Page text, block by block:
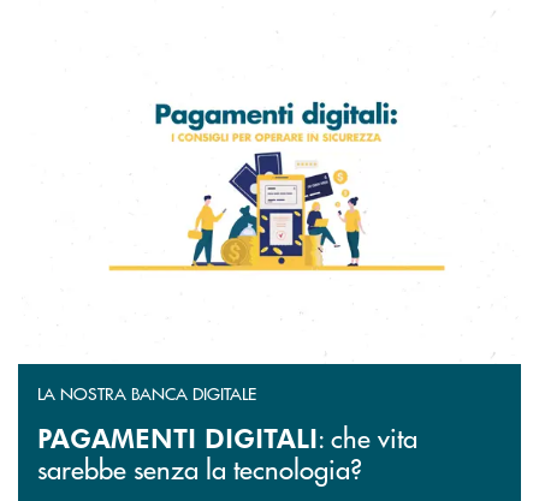
LA NOSTRA BANCA DIGITALE
PAGAMENTI DIGITALI: che vita
sarebbe senza la tecnologia?